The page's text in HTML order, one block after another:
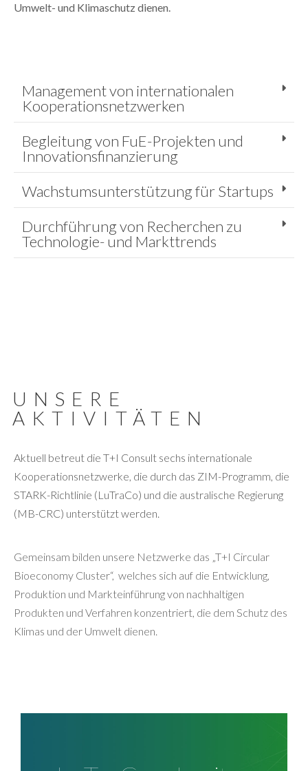
Umwelt- und Klimaschutz dienen.
Management von internationalen
Kooperationsnetzwerken
Begleitung von FuE-Projekten und
Innovationsfinanzierung
Wachstumsunterstützung für Startups
Durchführung von Recherchen zu
Technologie- und Markttrends
UNSERE
AKTIVITÄTEN
Aktuell betreut die T+I Consult sechs internationale
Kooperationsnetzwerke, die durch das ZIM-Programm, die
STARK-Richtlinie (LuTraCo) und die australische Regierung
(MB-CRC) unterstützt werden.
Gemeinsam bilden unsere Netzwerke das „T+I Circular
Bioeconomy Cluster“, welches sich auf die Entwicklung,
Produktion und Markteinführung von nachhaltigen
Produkten und Verfahren konzentriert, die dem Schutz des
Klimas und der Umwelt dienen.